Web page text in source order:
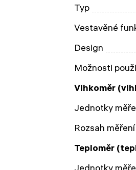
Typ
Vestavěné
Design
Možnosti
Vlhkoměr
Jednotky
Rozsah měření
Teploměr
Jednotky